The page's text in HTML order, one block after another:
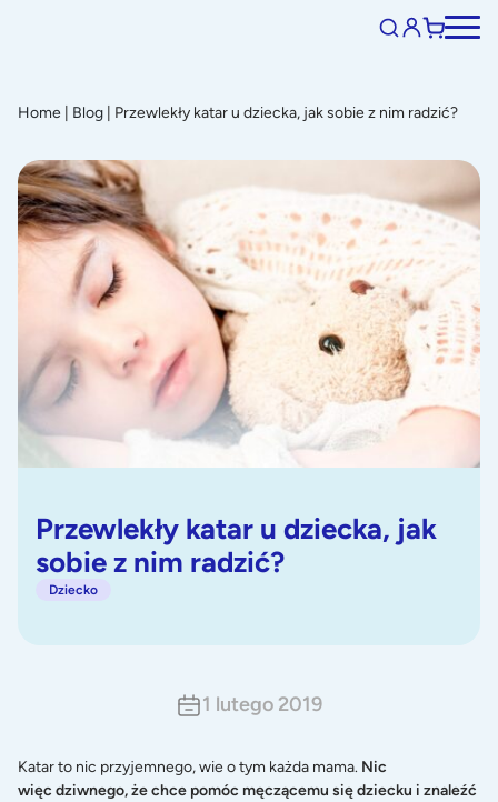
Home Blog Przewlekły katar u dziecka, jak sobie z nim radzić?
Przewlekły katar u dziecka, jak
sobie z nim radzić?
Dziecko
1 lutego 2019
Katar to nic przyjemnego, wie o tym każda mama. Nic
więc dziwnego, że chce pomóc męczącemu się dziecku i znaleźć